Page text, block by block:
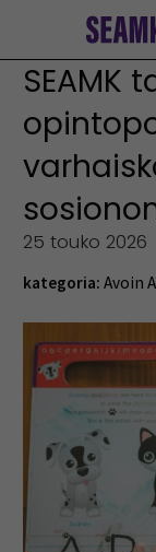
SEAMK
25 touko 2026
kategoria: Avoin